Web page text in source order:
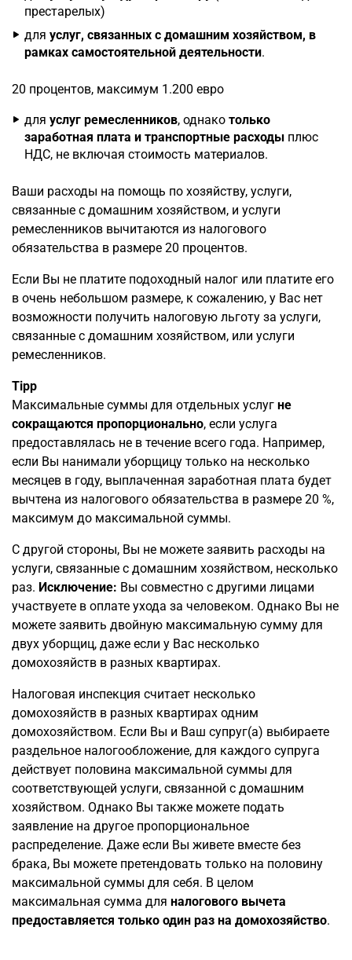
престарелых)
для услуг, связанных с домашним хозяйством, в
рамках самостоятельной деятельности.
20 процентов, максимум 1.200 евро
для услуг ремесленников, однако только
заработная плата и транспортные расходы плюс
НДС, не включая стоимость материалов.
Ваши расходы на помощь по хозяйству, услуги,
связанные с домашним хозяйством, и услуги
ремесленников вычитаются из налогового
обязательства в размере 20 процентов.
Если Вы не платите подоходный налог или платите его
в очень небольшом размере, к сожалению, у Вас нет
возможности получить налоговую льготу за услуги,
связанные с домашним хозяйством, или услуги
ремесленников.
Tipp
Максимальные суммы для отдельных услуг не
сокращаются пропорционально, если услуга
предоставлялась не в течение всего года. Например,
если Вы нанимали уборщицу только на несколько
месяцев в году, выплаченная заработная плата будет
вычтена из налогового обязательства в размере 20 %,
максимум до максимальной суммы.
С другой стороны, Вы не можете заявить расходы на
услуги, связанные с домашним хозяйством, несколько
раз. Исключение: Вы совместно с другими лицами
участвуете в оплате ухода за человеком. Однако Вы не
можете заявить двойную максимальную сумму для
двух уборщиц, даже если у Вас несколько
домохозяйств в разных квартирах.
Налоговая инспекция считает несколько
домохозяйств в разных квартирах одним
домохозяйством. Если Вы и Ваш супруг(а) выбираете
раздельное налогообложение, для каждого супруга
действует половина максимальной суммы для
соответствующей услуги, связанной с домашним
хозяйством. Однако Вы также можете подать
заявление на другое пропорциональное
распределение. Даже если Вы живете вместе без
брака, Вы можете претендовать только на половину
максимальной суммы для себя. В целом
максимальная сумма для налогового вычета
предоставляется только один раз на домохозяйство.